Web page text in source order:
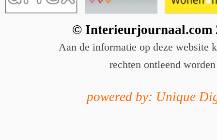
© Interieurjournaal.com
Aan de informatie op deze website
rechten ontleend worden
powered by: Unique